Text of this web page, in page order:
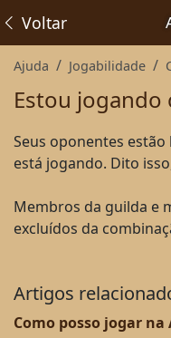
Voltar
Ajuda Jogabilidade
Estou jogando
Seus oponentes
está jogando. Dito
Membros da guilda e
excluídos da
Artigos
Como posso jogar na